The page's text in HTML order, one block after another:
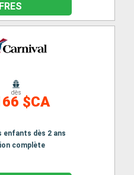
dès
$CA
enfants dès 2 ans
complète